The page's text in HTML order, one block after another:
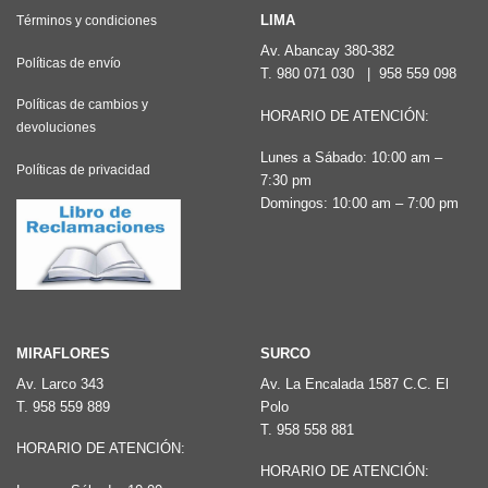
Términos y condiciones
Políticas de envío
Políticas de cambios y
devoluciones
Políticas de privacidad
LIMA
Av. Abancay 380-382
T. 980 071 030 958 559 098
HORARIO DE ATENCIÓN:
Lunes a Sábado: 10:00 am –
7:30 pm
Domingos: 10:00 am – 7:00 pm
MIRAFLORES
Av. Larco 343
T. 958 559 889
HORARIO DE ATENCIÓN:
SURCO
Av. La Encalada 1587 C.C. El
Polo
T. 958 558 881
HORARIO DE ATENCIÓN: